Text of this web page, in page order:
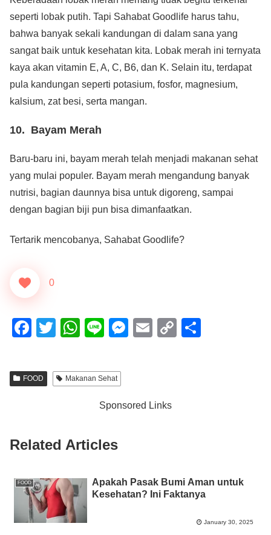
seperti lobak putih. Tapi Sahabat Goodlife harus tahu,
bahwa banyak sekali kandungan di dalam sana yang
sangat baik untuk kesehatan kita. Lobak merah ini ternyata
kaya akan vitamin E, A, C, B6, dan K. Selain itu, terdapat
pula kandungan seperti potasium, fosfor, magnesium,
kalsium, zat besi, serta mangan.
10. Bayam Merah
Baru-baru ini, bayam merah telah menjadi makanan sehat
yang mulai populer. Bayam merah mengandung banyak
nutrisi, bagian daunnya bisa untuk digoreng, sampai
dengan bagian biji pun bisa dimanfaatkan.
Tertarik mencobanya, Sahabat Goodlife?
0
F
c
e
o
T
tt
er
W
at
s
p
Li
e
M
n
E
C
FOOD Makanan Sehat
Sponsored Links
Related Articles
FOOD
Apakah Pasak Bumi Aman untuk
Kesehatan? Ini Faktanya
January 30, 2025